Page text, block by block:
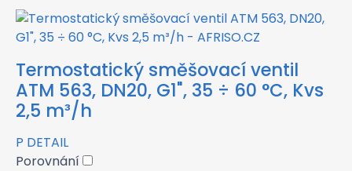
Termostatický směšovací ventil
ATM 563, DN20, G1", 35 ÷ 60 °C, Kvs
2,5 m³/h
P DETAIL
Porovnání